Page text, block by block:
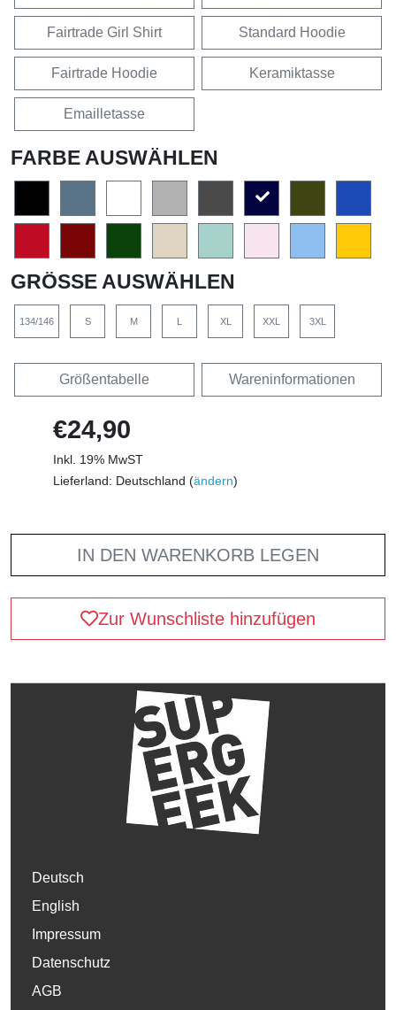
Fairtrade Girl Shirt Standard Hoodie
Fairtrade Hoodie Keramiktasse
Emailletasse
FARBE AUSWÄHLEN
GRÖSSE AUSWÄHLEN
134/146 S M L XL XXL 3XL
Größentabelle Wareninformationen
€24,90
Inkl. 19% MwST
Lieferland: Deutschland (ändern)
IN DEN WARENKORB LEGEN
Zur Wunschliste hinzufügen
Deutsch
English
Impressum
Datenschutz
AGB